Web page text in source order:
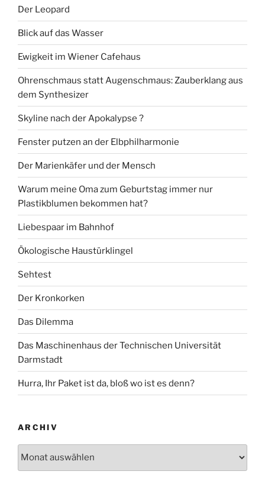
Der Leopard
Blick auf das Wasser
Ewigkeit im Wiener Cafehaus
Ohrenschmaus statt Augenschmaus: Zauberklang aus
dem Synthesizer
Skyline nach der Apokalypse ?
Fenster putzen an der Elbphilharmonie
Der Marienkäfer und der Mensch
Warum meine Oma zum Geburtstag immer nur
Plastikblumen bekommen hat?
Liebespaar im Bahnhof
Ökologische Haustürklingel
Sehtest
Der Kronkorken
Das Dilemma
Das Maschinenhaus der Technischen Universität
Darmstadt
Hurra, Ihr Paket ist da, bloß wo ist es denn?
ARCHIV